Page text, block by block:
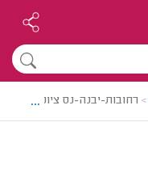
> רחובות-יבנה-נס ציונה >
...